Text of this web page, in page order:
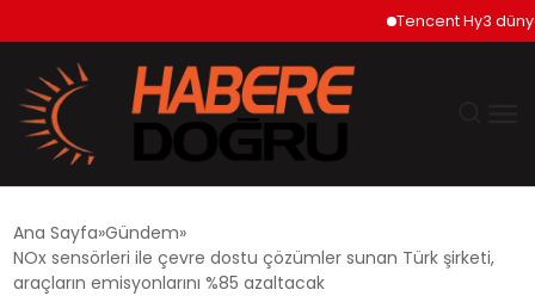
Tencent Hy3 dünya
EKONOMİ
Ana Sayfa Gündem
NOx sensörleri ile çevre dostu çözümler sunan Türk şirketi,
araçların emisyonlarını %85 azaltacak